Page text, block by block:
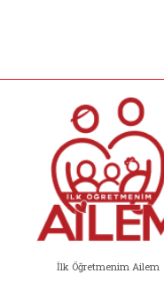
İlk Öğretmenim Ailem